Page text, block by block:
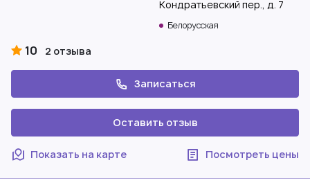
Кондратьевский пер., д. 7
Белорусская
10 2 отзыва
Записаться
Оставить отзыв
Показать на карте Посмотреть цены